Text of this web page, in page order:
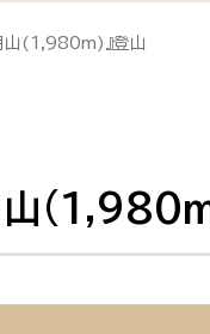
山(1,980m)』登山
山